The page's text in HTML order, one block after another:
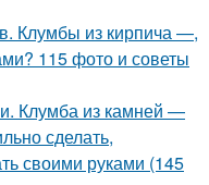
Клумбы из кирпича —,
115 фото и советы
Клумба из камней —
сделать,
своими руками (145